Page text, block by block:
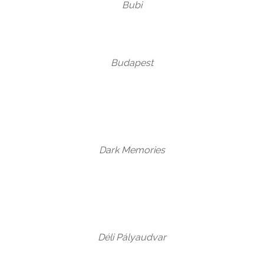
Bubi
Budapest
Dark Memories
Déli Pályaudvar